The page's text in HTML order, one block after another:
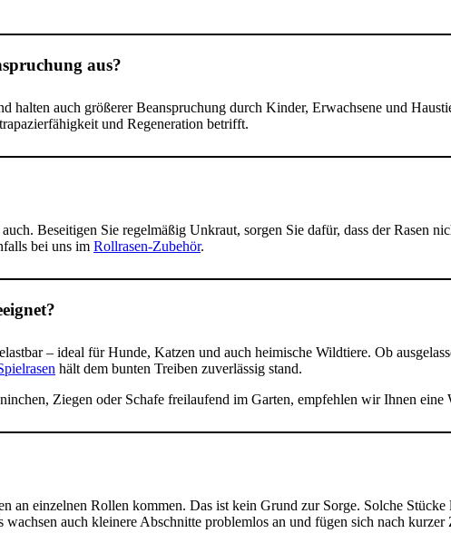
aus?
halten auch größerer Beanspruchung durch Kinder, Erwachsene und
und Regeneration betrifft.
Beseitigen Sie regelmäßig Unkraut, sorgen Sie dafür, dass der Rasen
bei uns im Rollrasen-Zubehör.
– ideal für Hunde, Katzen und auch heimische Wildtiere. Ob
hält dem bunten Treiben zuverlässig stand.
Ziegen oder Schafe freilaufend im Garten, empfehlen wir Ihnen eine
an einzelnen Rollen kommen. Das ist kein Grund zur Sorge. Solche
auch kleinere Abschnitte problemlos an und fügen sich nach